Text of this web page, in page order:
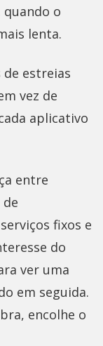
o
lenta.
estreias
vez de
aplicativo
entre
fixos e
do
ver uma
em seguida.
encolhe o